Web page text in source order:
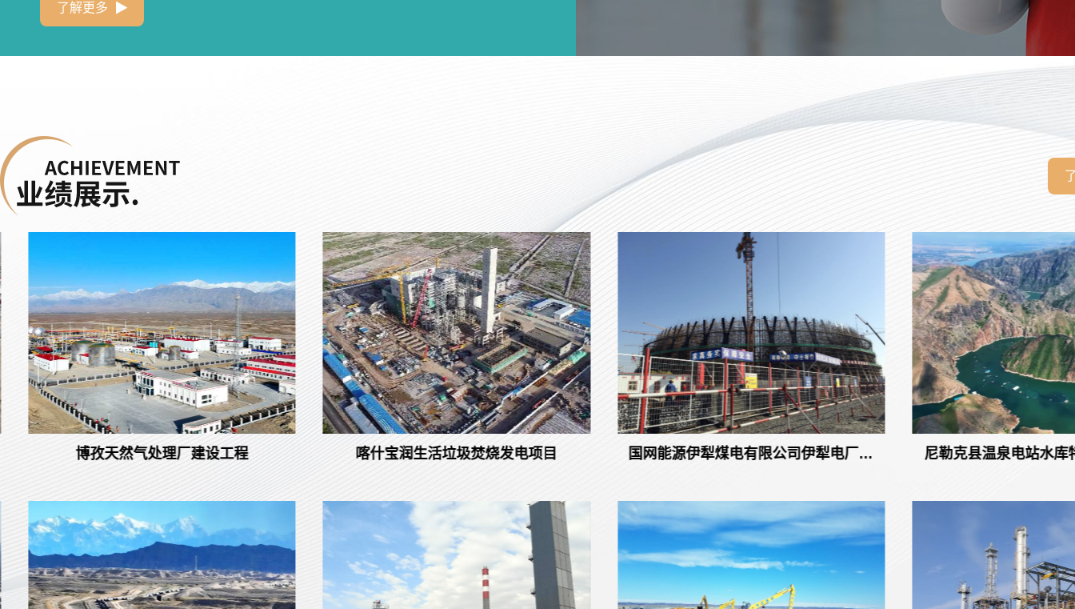
了解更多
塔里木油田天然气深度处理工程 博孜天然气处理厂建设工程 喀什宝润生活垃圾焚烧发电项目 国网能源伊犁煤电有限公司